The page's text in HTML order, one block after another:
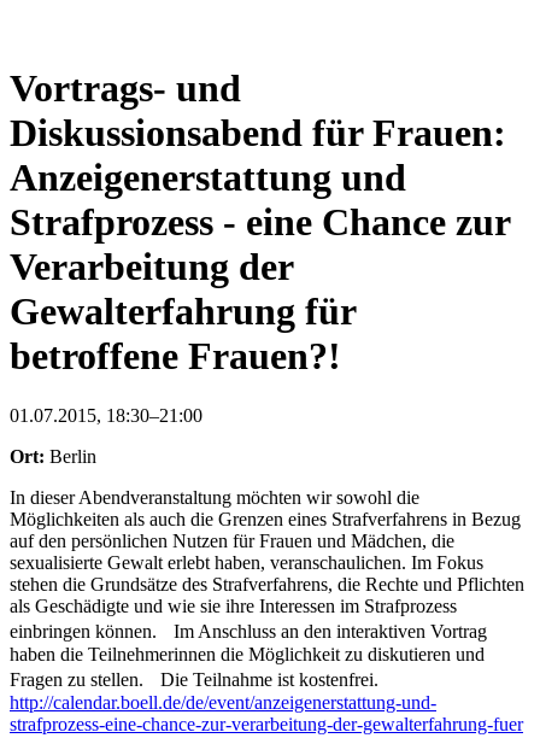
Vortrags- und
Diskussionsabend für Frauen:
Anzeigenerstattung und
Strafprozess - eine Chance zur
Verarbeitung der
Gewalterfahrung für
betroffene Frauen?!
01.07.2015, 18:30–21:00
Ort: Berlin
In dieser Abendveranstaltung möchten wir sowohl die
Möglichkeiten als auch die Grenzen eines Strafverfahrens in Bezug
auf den persönlichen Nutzen für Frauen und Mädchen, die
sexualisierte Gewalt erlebt haben, veranschaulichen. Im Fokus
stehen die Grundsätze des Strafverfahrens, die Rechte und Pflichten
als Geschädigte und wie sie ihre Interessen im Strafprozess
einbringen können. Im Anschluss an den interaktiven Vortrag
haben die Teilnehmerinnen die Möglichkeit zu diskutieren und
Fragen zu stellen. Die Teilnahme ist kostenfrei.
http://calendar.boell.de/de/event/anzeigenerstattung-und-
strafprozess-eine-chance-zur-verarbeitung-der-gewalterfahrung-fuer